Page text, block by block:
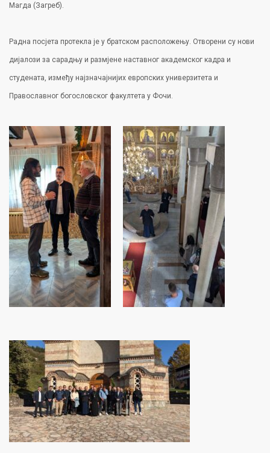
Магда (Загреб).
Радна посјета протекла је у братском расположењу. Отворени су нови
дијалози за сарадњу и размјене наставног академског кадра и
студената, између најзначајнијих европских универзитета и
Православног богословског факултета у Фочи.